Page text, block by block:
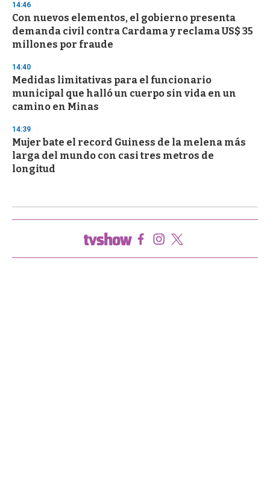
14:46
Con nuevos elementos, el gobierno presenta
demanda civil contra Cardama y reclama US$ 35
millones por fraude
14:40
Medidas limitativas para el funcionario
municipal que halló un cuerpo sin vida en un
camino en Minas
14:39
Mujer bate el record Guiness de la melena más
larga del mundo con casi tres metros de
longitud